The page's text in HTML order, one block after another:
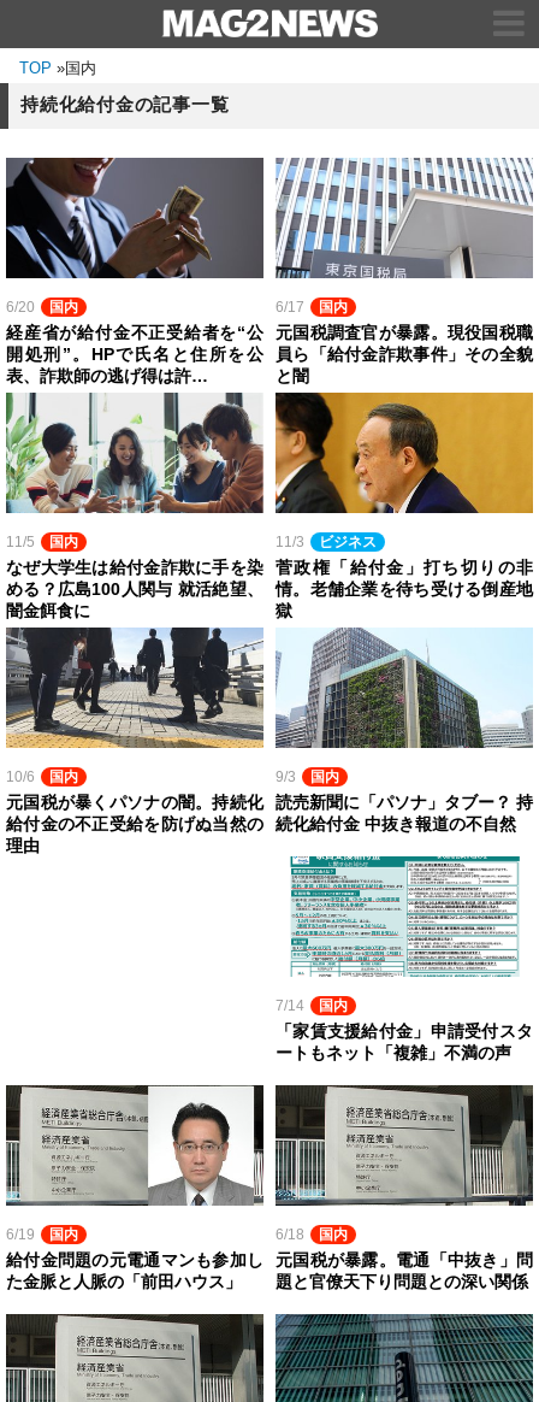
TOP »国内
持続化給付金の記事一覧
6/20 国内
経産省が給付金不正受給者を“公
開処刑”。HPで氏名と住所を公
表、詐欺師の逃げ得は許…
6/17 国内
元国税調査官が暴露。現役国税職
員ら「給付金詐欺事件」その全貌
と闇
11/5 国内
なぜ大学生は給付金詐欺に手を染
める？広島100人関与 就活絶望、
闇金餌食に
11/3 ビジネス
菅政権「給付金」打ち切りの非
情。老舗企業を待ち受ける倒産地
獄
10/6 国内
元国税が暴くパソナの闇。持続化
給付金の不正受給を防げぬ当然の
理由
9/3 国内
読売新聞に「パソナ」タブー？ 持
続化給付金 中抜き報道の不自然
7/14 国内
「家賃支援給付金」申請受付スタ
ートもネット「複雑」不満の声
6/19 国内
給付金問題の元電通マンも参加し
た金脈と人脈の「前田ハウス」
6/18 国内
元国税が暴露。電通「中抜き」問
題と官僚天下り問題との深い関係